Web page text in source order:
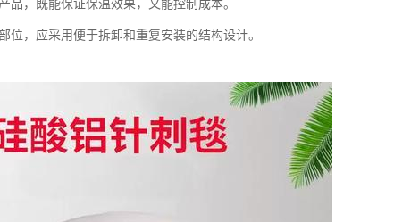
品，既能保证保温效果，又能控制成本。
位，应采用便于拆卸和重复安装的结构设计。